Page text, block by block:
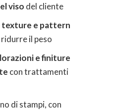
viso del cliente
texture e pattern
il peso
e finiture
con trattamenti
di stampi, con